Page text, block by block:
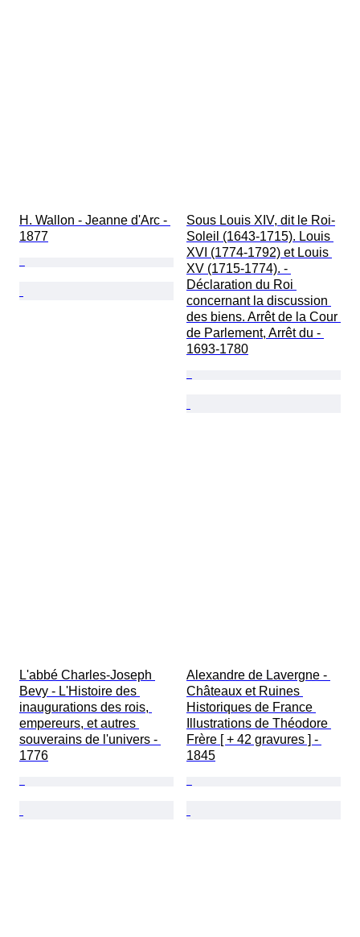
H. Wallon - Jeanne d'Arc -
1877
Sous Louis XIV, dit le Roi-
Soleil (1643-1715). Louis
XVI (1774-1792) et Louis
XV (1715-1774). -
Déclaration du Roi
concernant la discussion
des biens. Arrêt de la Cour
de Parlement, Arrêt du -
1693-1780
L'abbé Charles-Joseph
Bevy - L'Histoire des
inaugurations des rois,
empereurs, et autres
souverains de l'univers -
1776
Alexandre de Lavergne -
Châteaux et Ruines
Historiques de France
Illustrations de Théodore
Frère [ + 42 gravures ] -
1845